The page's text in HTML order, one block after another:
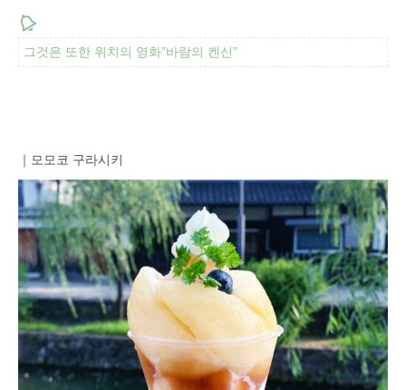
그것은 또한 위치의 영화”바람의 켄신”
｜모모코 구라시키